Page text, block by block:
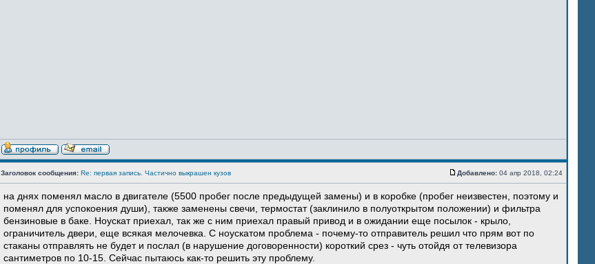
Заголовок сообщения: Re: первая запись. Частично выкрашен кузов Добавлено: 04 апр 2018, 02:24
на днях поменял масло в двигателе (5500 пробег после предыдущей замены) и в коробке (пробег неизвестен, поэтому и
поменял для успокоения души), также заменены свечи, термостат (заклинило в полуоткрытом положении) и фильтра
бензиновые в баке. Ноускат приехал, так же с ним приехал правый привод и в ожидании еще посылок - крыло,
ограничитель двери, еще всякая мелочевка. С ноускатом проблема - почему-то отправитель решил что прям вот по
стаканы отправлять не будет и послал (в нарушение договоренности) короткий срез - чуть отойдя от телевизора
сантиметров по 10-15. Сейчас пытаюсь как-то решить эту проблему.